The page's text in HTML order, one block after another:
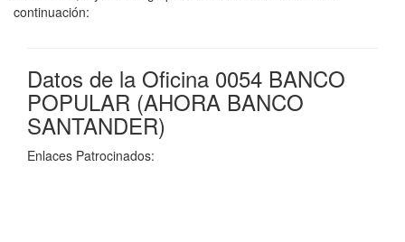
continuación:
Datos de la Oficina 0054 BANCO
POPULAR (AHORA BANCO
SANTANDER)
Enlaces Patrocinados: